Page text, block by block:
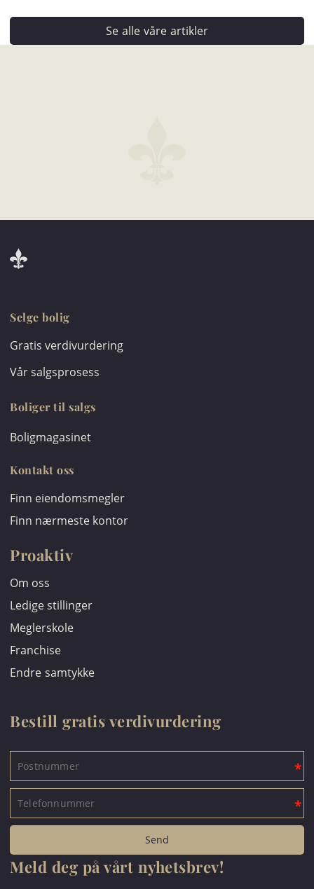
Se alle våre artikler
Selge bolig
Gratis verdivurdering
Vår salgsprosess
Boliger til salgs
Boligmagasinet
Kontakt oss
Finn eiendomsmegler
Finn nærmeste kontor
Proaktiv
Om oss
Ledige stillinger
Meglerskole
Franchise
Endre samtykke
Bestill gratis verdivurdering
Meld deg på vårt nyhetsbrev!